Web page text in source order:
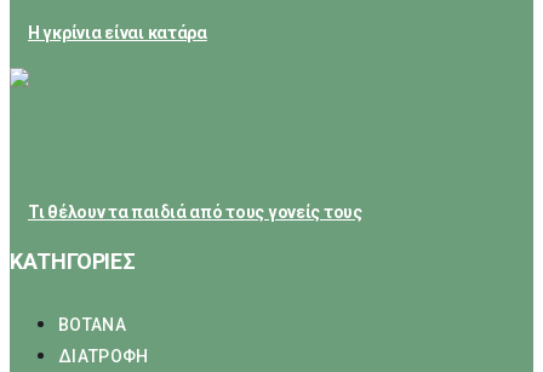
Η γκρίνια είναι κατάρα
Τι θέλουν τα παιδιά από τους γονείς τους
ΚΑΤΗΓΟΡΙΕΣ
ΒΟΤΑΝΑ
ΔΙΑΤΡΟΦΗ